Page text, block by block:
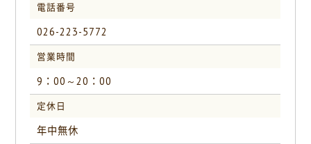
電話番号
026-223-5772
営業時間
9：00～20：00
定休日
年中無休